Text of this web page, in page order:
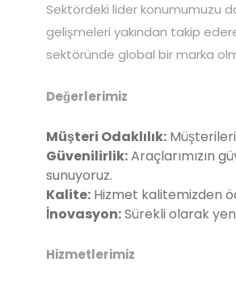
Sektördeki lider konumumuzu
gelişmeleri yakından takip
sektöründe global bir marka
Değerlerimiz
Müşteri Odaklılık:
Güvenilirlik:Araçlarımızın
sunuyoruz.
Kalite: Hizmet kalitemizden
İnovasyon:Sürekli olarak
Hizmetlerimiz